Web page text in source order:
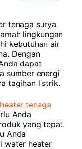
tenaga surya
lingkungan
kebutuhan air
Dengan
dapat
sumber energi
tagihan listrik.
tenaga
Anda
yang tepat.
Anda
water heater